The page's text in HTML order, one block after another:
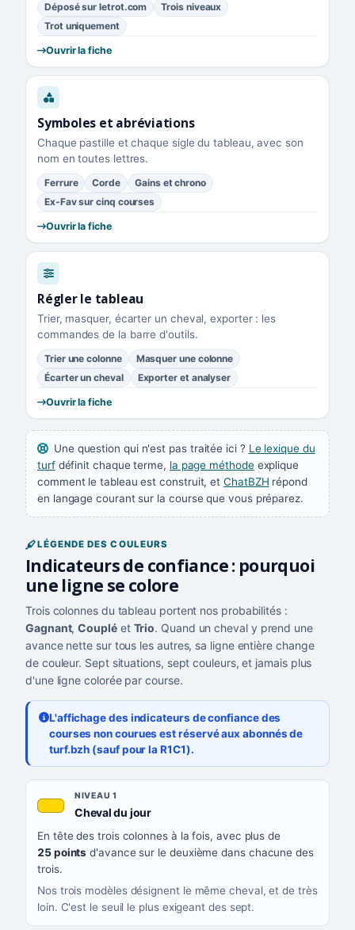
Déposé sur letrot.com
Trois niveaux
Trot uniquement
Ouvrir la fiche
Symboles et abréviations
Chaque pastille et chaque sigle du tableau, avec son
nom en toutes lettres.
Ferrure Corde
Gains et chrono
Ex-Fav sur cinq courses
Ouvrir la fiche
Régler le tableau
Trier, masquer, écarter un cheval, exporter : les
commandes de la barre d'outils.
Trier une colonne
Masquer une colonne
Écarter un cheval
Exporter et analyser
Ouvrir la fiche
Une question qui n'est pas traitée ici ? Le lexique du
turfdéfinit chaque terme, la page méthodeexplique
comment le tableau est construit, etChatBZH répond
en langage courant sur la course que vous préparez.
LÉGENDE DES COULEURS
Indicateurs de confiance : pourquoi
une ligne se colore
Trois colonnes du tableau portent nos probabilités :
Gagnant,Coupléet Trio. Quand un cheval y prend une
avance nette sur tous les autres, sa ligne entière change
de couleur. Sept situations, sept couleurs, et jamais plus
d'une ligne colorée par course.
L'affichage des indicateurs de confiance des
courses non courues est réservé aux abonnés de
turf.bzh (sauf pour la R1C1).
QUAND LA LIGNE PREND CETTE COULEUR
CE QUE CELA VOUS DIT
NIVEAU 1
Cheval du jour, couleur jaune or
En tête des trois colonnes à la fois, avec plus de
25 points d'avance sur le deuxième dans chacune des
trois.
Nos trois modèles désignent le même cheval, et de très
loin. C'est le seuil le plus exigeant des sept.